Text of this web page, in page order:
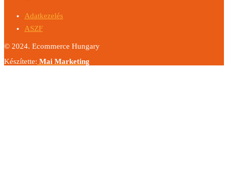
Adatkezelés
ASZF
© 2024. Ecommerce Hungary
Készítette: Mai Marketing